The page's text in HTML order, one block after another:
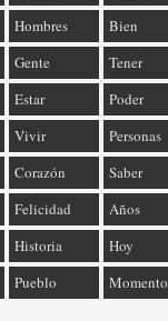
Hombres
Bien
Gente
Tener
Estar
Poder
Vivir
Personas
Corazón
Saber
Felicidad
Años
Historia
Hoy
Pueblo Momento